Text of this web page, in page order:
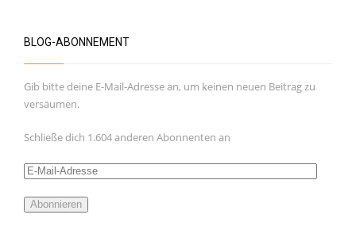
BLOG-ABONNEMENT
Gib bitte deine E-Mail-Adresse an, um keinen neuen Beitrag zu
versäumen.
Schließe dich 1.604 anderen Abonnenten an
E-
Adresse
Abonnieren